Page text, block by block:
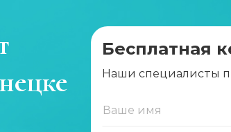
Бесплатная
Наши специалисты